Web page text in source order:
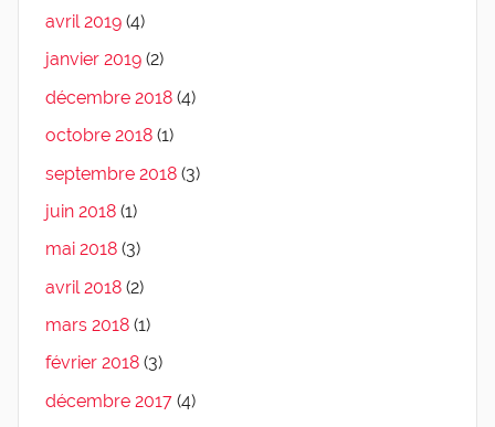
avril 2019 (4)
janvier 2019 (2)
décembre 2018 (4)
octobre 2018 (1)
septembre 2018 (3)
juin 2018 (1)
mai 2018 (3)
avril 2018 (2)
mars 2018 (1)
février 2018 (3)
décembre 2017 (4)